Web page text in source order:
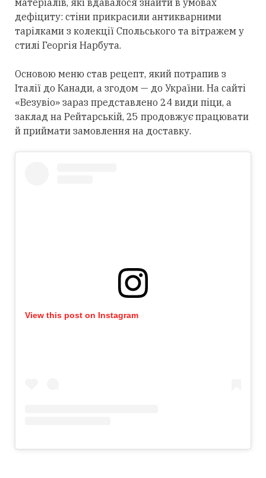
матеріалів, які вдавалося знайти в умовах
дефіциту: стіни прикрасили антикварними
тарілками з колекції Спольського та вітражем у
стилі Георгія Нарбута.
Основою меню став рецепт, який потрапив з
Італії до Канади, а згодом — до України. На сайті
«Везувіо» зараз представлено 24 види піци, а
заклад на Рейтарській, 25 продовжує працювати
й приймати замовлення на доставку.
View this post on Instagram